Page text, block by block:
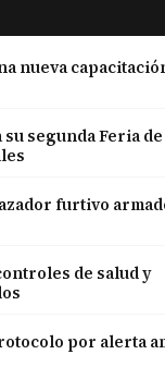
nueva
segunda Feria de
furtivo
de salud y
por alerta